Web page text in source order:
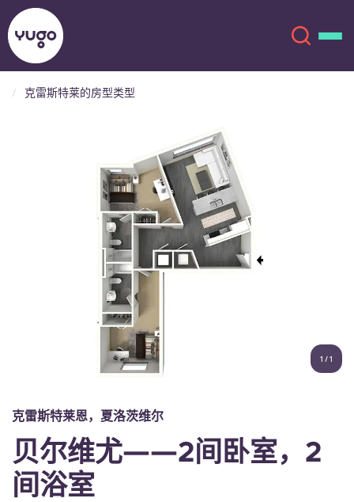
账户
English (GB)
English (US)
Chinese
选择一个国家
登录
立即预订
English (US)
Chinese Español
Català Deutsch
Italian
Portuguese
克雷斯特莱的房型类型
1 /1
克雷斯特莱恩，夏洛茨维尔
贝尔维尤——2间卧室，2
间浴室